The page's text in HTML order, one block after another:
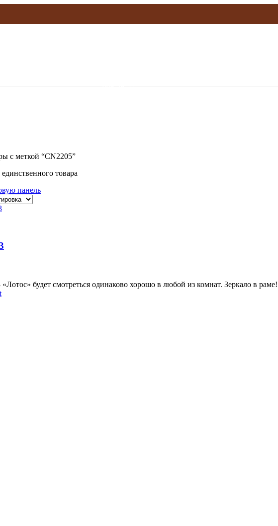
с меткой “CN2205”
товара
панель
«Лотос» будет смотреться одинаково хорошо в любой из комнат. Зеркало в раме!